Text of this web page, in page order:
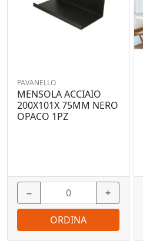
PAVANELLO
MENSOLA ACCIAIO
200X101X 75MM NERO
OPACO 1PZ
− +
ORDINA